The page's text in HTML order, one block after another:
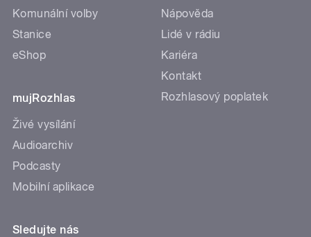
Komunální volby
Stanice
eShop
mujRozhlas
Živé vysílání
Audioarchiv
Podcasty
Mobilní aplikace
Nápověda
Lidé v rádiu
Kariéra
Kontakt
Rozhlasový poplatek
Sledujte nás